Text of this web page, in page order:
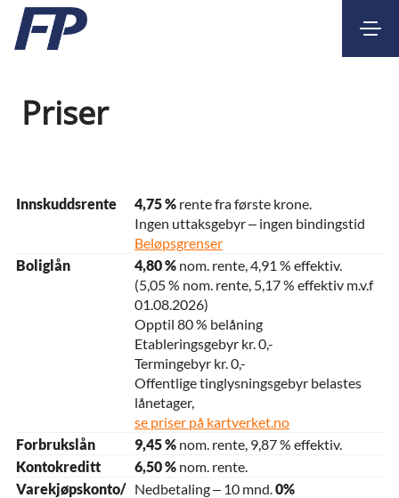
Priser
Innskuddsrente 4,75 % rente fra første krone.
Ingen uttaksgebyr – ingen bindingstid
Beløpsgrenser
Boliglån
4,80 % nom. rente, 4,91 % effektiv.
(5,05 % nom. rente, 5,17 % effektiv m.v.f
01.08.2026)
Opptil 80 % belåning
Etableringsgebyr kr. 0,-
Termingebyr kr. 0,-
Offentlige tinglysningsgebyr belastes
lånetager,
se priser på kartverket.no
Forbrukslån
9,45 % nom. rente, 9,87 % effektiv.
Kontokreditt
6,50 % nom. rente.
Varekjøpskonto/ Nedbetaling – 10 mnd. 0%